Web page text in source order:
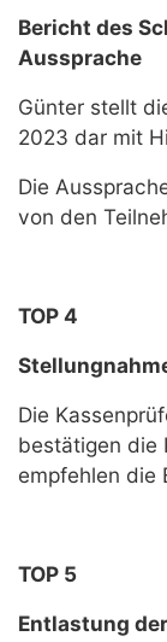
Bericht des
Aussprache
Günter stellt
2023 dar mit
Die
von den
TOP 4
Die
bestätigen die
empfehlen die
TOP 5
Entlastung